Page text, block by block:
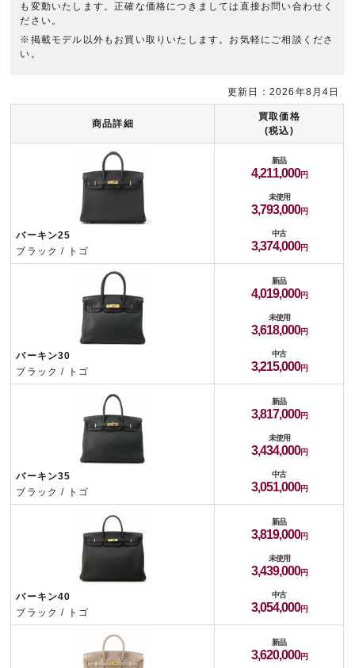
も変動いたします。正確な価格につきましては直接お問い合わせく
ださい。
※掲載モデル以外もお買い取りいたします。お気軽にご相談くださ
い。
商品詳細
買取価格
(税込)
バーキン25
ブラック / トゴ
新品
4,211,000
未使用
3,793,000
中古
3,374,000
バーキン30
ブラック / トゴ
新品
4,019,000
未使用
3,618,000
中古
3,215,000
バーキン35
ブラック / トゴ
新品
3,817,000
未使用
3,434,000
中古
3,051,000
バーキン40
ブラック / トゴ
新品
3,819,000
未使用
3,439,000
中古
3,054,000
新品
3,620,000
更新日：2026年8月4日